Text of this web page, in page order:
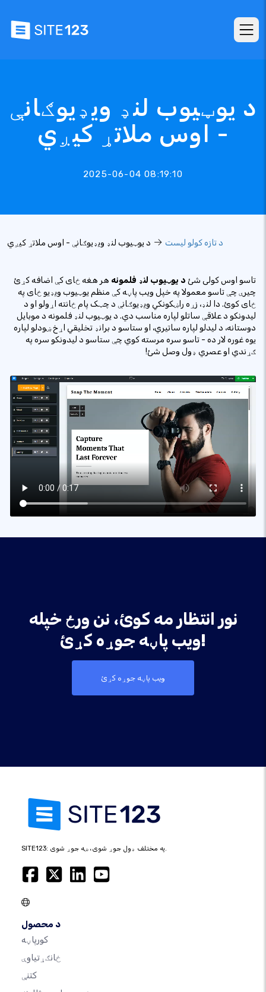
د یوټیوب لنډ ویډیوګانې
- اوس ملاتړ کیږي
2025-06-04 08:19:10
د تازه کولو لیست د یوټیوب لنډ ویډیوګانې - اوس ملاتړ کیږي
تاسو اوس کولی شئ د یوټیوب لنډ فلمونه هر هغه ځای کې اضافه کړئ
چیرې چې تاسو معمولا په خپل ویب پاڼه کې منظم یوټیوب ویډیو ځای په
ځای کوئ. دا لنډ، زړه راښکونکي ویډیوګانې د چټک پام ځانته اړولو او د
لیدونکو د علاقې ساتلو لپاره مناسب دي. د یوټیوب لنډ فلمونه د موبایل
دوستانه، د لیدلو لپاره ساتیري، او ستاسو د برانډ تخلیقي اړخ ښودلو لپاره
یوه غوره لار ده - تاسو سره مرسته کوي چې ستاسو د لیدونکو سره په
ګړندي او عصري ډول وصل شئ!
نور انتظار مه کوئ، نن ورځ خپله
ویب پاڼه جوړه کړئ!
ویب پاڼه جوړه کړئ
د محصول
کورپاڼه
ځانګړتیاوې
کتنې